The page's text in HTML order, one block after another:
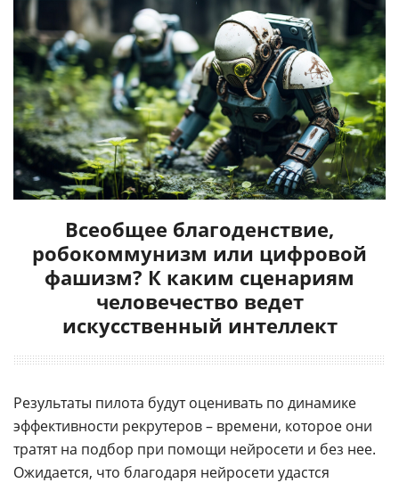
Всеобщее благоденствие,
робокоммунизм или цифровой
фашизм? К каким сценариям
человечество ведет
искусственный интеллект
Результаты пилота будут оценивать по динамике
эффективности рекрутеров – времени, которое они
тратят на подбор при помощи нейросети и без нее.
Ожидается, что благодаря нейросети удастся